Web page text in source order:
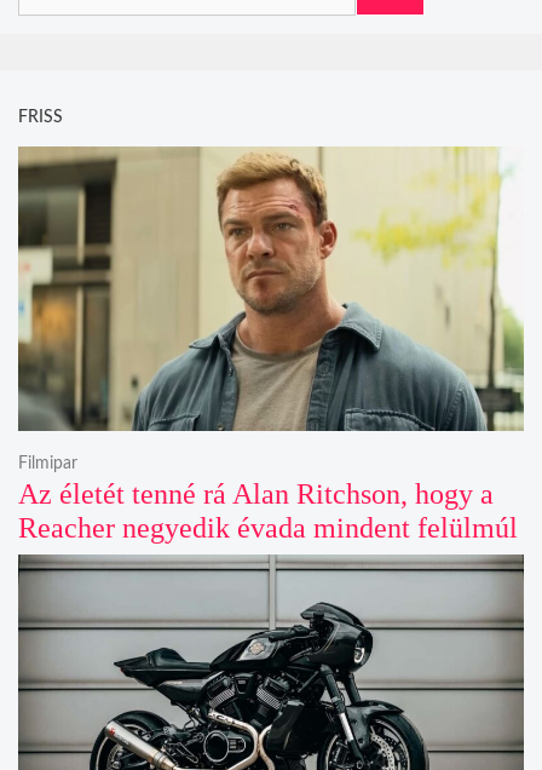
FRISS
Az életét tenné rá Alan Ritchson, hogy a
Reacher negyedik évada mindent felülmúl
Filmipar